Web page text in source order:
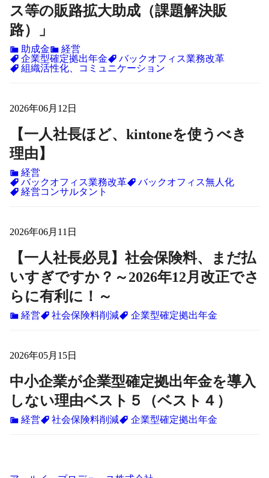
ス等の販路拡大助成（課題解決販
路）」
助成金
経営
企業型確定拠出年金
バックオフィス業務改革
組織活性化、コミュニケーション
2026年06月12日
【一人社長ほど、kintoneを使うべき
理由】
経営
バックオフィス業務改革
バックオフィス無人化
経営コンサルタント
2026年06月11日
【一人社長必見】社会保険料、まだ払
いすぎですか？～2026年12月改正でさ
らに有利に！～
経営 社会保険料削減 企業型確定拠出年金
2026年05月15日
中小企業が企業型確定拠出年金を導入
しない理由ベスト５（ベスト４）
経営 社会保険料削減 企業型確定拠出年金